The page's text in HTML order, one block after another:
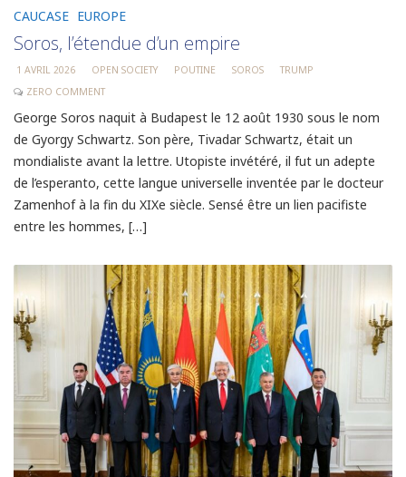
CAUCASE EUROPE
Soros, l’étendue d’un empire
1 AVRIL 2026 OPEN SOCIETY POUTINE SOROS
TRUMP
ZERO COMMENT
George Soros naquit à Budapest le 12 août 1930 sous le nom
de Gyorgy Schwartz. Son père, Tivadar Schwartz, était un
mondialiste avant la lettre. Utopiste invétéré, il fut un adepte
de l’esperanto, cette langue universelle inventée par le docteur
Zamenhof à la fin du XIXe siècle. Sensé être un lien pacifiste
entre les hommes, […]